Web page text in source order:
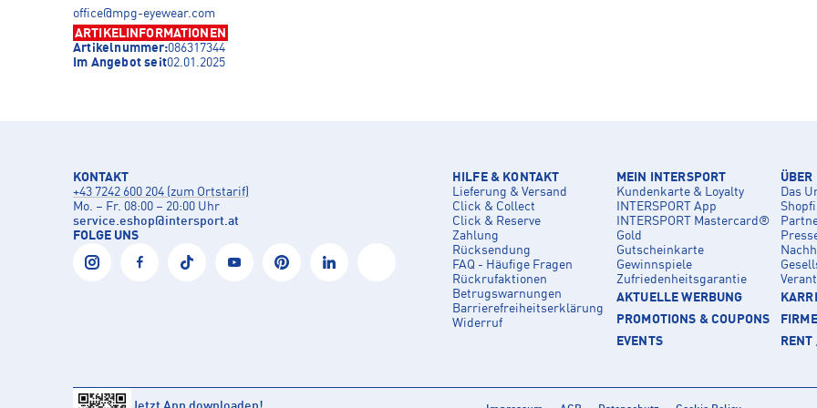
office@mpg-eyewear.com
ARTIKELINFORMATIONEN
Artikelnummer:086317344
Im Angebot seit02.01.2025
KONTAKT
+43 7242 600 204 (zum Ortstarif)
Mo. – Fr. 08:00 – 20:00 Uhr
service.eshop@intersport.at
FOLGE UNS
HILFE & KONTAKT
Lieferung & Versand
Click & Collect
Click & Reserve
Zahlung
Rücksendung
FAQ - Häufige Fragen
Rückrufaktionen
Betrugswarnungen
Barrierefreiheitserklärung
Widerruf
MEIN INTERSPORT
Kundenkarte & Loyalty
INTERSPORT App
INTERSPORT Mastercard®
Gold
Gutscheinkarte
Gewinnspiele
Zufriedenheitsgarantie
AKTUELLE WERBUNG
PROMOTIONS & COUPONS
EVENTS
ÜBER
Das